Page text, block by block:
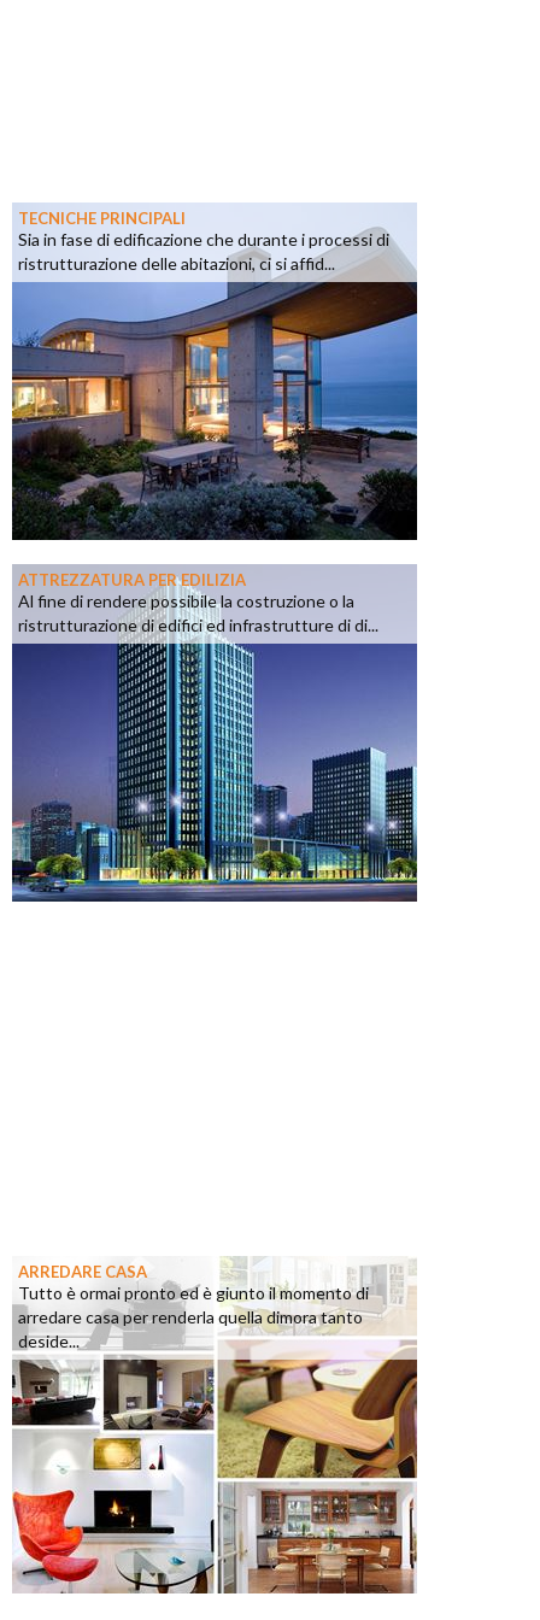
TECNICHE PRINCIPALI
Sia in fase di edificazione che durante i processi di
ristrutturazione delle abitazioni, ci si affid...
ATTREZZATURA PER EDILIZIA
Al fine di rendere possibile la costruzione o la
ristrutturazione di edifici ed infrastrutture di di...
ARREDARE CASA
Tutto è ormai pronto ed è giunto il momento di
arredare casa per renderla quella dimora tanto
deside...